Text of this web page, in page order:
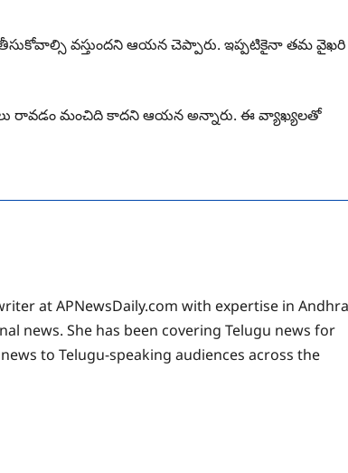
తీసుకోవాల్సి వస్తుందని ఆయన చెప్పారు. ఇప్పటికైనా తమ వైఖరి
రావడం మంచిది కాదని ఆయన అన్నారు. ఈ వ్యాఖ్యలతో
at APNewsDaily.com with expertise in Andhra
news. She has been covering Telugu news for
to Telugu-speaking audiences across the